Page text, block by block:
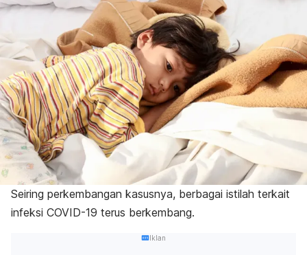
Seiring perkembangan kasusnya, berbagai istilah terkait
infeksi COVID-19 terus berkembang.
Iklan